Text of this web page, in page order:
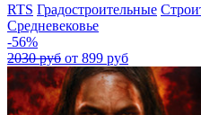
RTS Градостроительные
Средневековье
-56%
2030 руб от 899 руб